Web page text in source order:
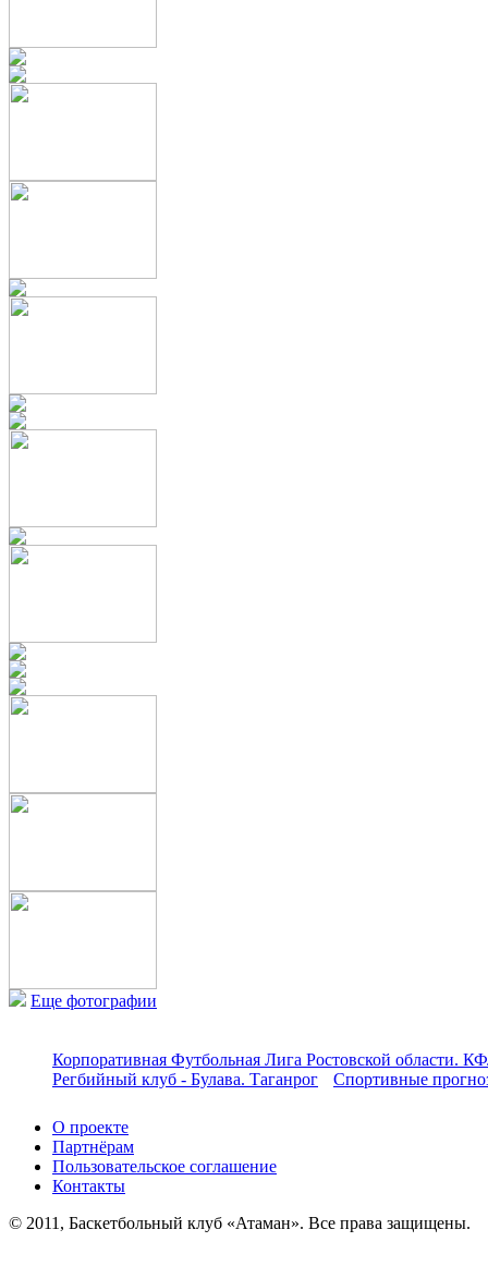
Еще фотографии
Корпоративная Футбольная Лига Ростовской области.
Регбийный клуб - Булава. Таганрог
Спортивные
О проекте
Партнёрам
Пользовательское соглашение
Контакты
© 2011, Баскетбольный клуб «Атаман». Все права защищены.